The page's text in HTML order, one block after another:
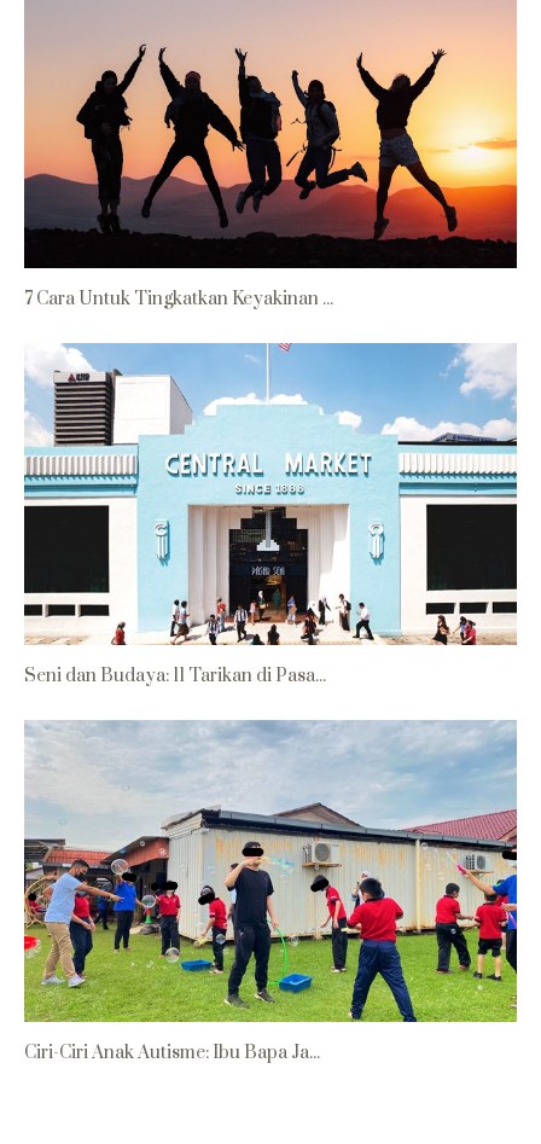
7 Cara Untuk Tingkatkan Keyakinan ...
Seni dan Budaya: 11 Tarikan di Pasa...
Ciri-Ciri Anak Autisme: Ibu Bapa Ja...